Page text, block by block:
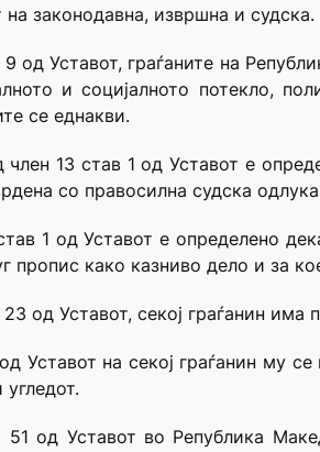
законодавна, извршна и судска.
од Уставот, граѓаните на
и социјалното потекло,
се еднакви.
13 став 1 од Уставот е
со правосилна судска
1 од Уставот е определено
пропис како казниво дело и за
од Уставот, секој граѓанин
Уставот на секој граѓанин му
51 од Уставот во Република